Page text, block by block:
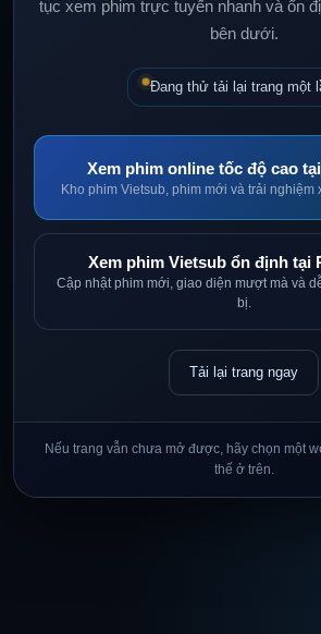
tục xem phim trực tuyến nhanh và ổn
bên dưới.
Đang thử tải lại trang một
Xem phim online tốc độ cao
Kho phim Vietsub, phim mới và trải nghiệm
Xem phim Vietsub ổn định tại
Cập nhật phim mới, giao diện mượt mà và
bị.
Tải lại trang ngay
Nếu trang vẫn chưa mở được, hãy chọn một
thế ở trên.